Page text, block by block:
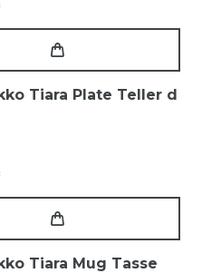
Tiara Plate Teller d
Tiara Mug Tasse